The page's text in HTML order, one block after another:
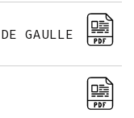
GAULLE